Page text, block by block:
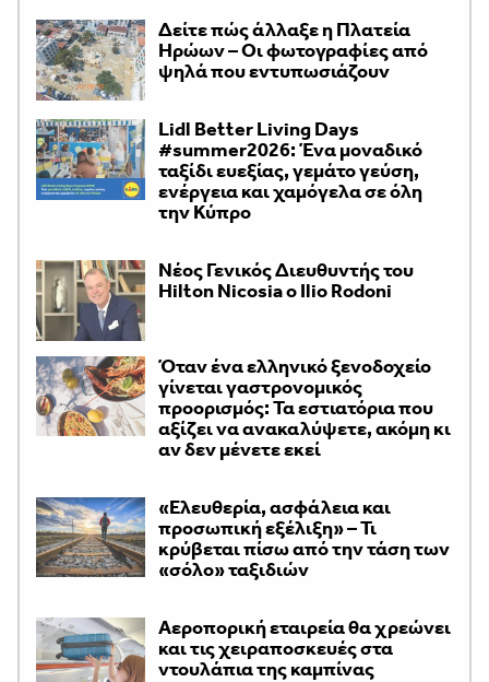
Δείτε πώς άλλαξε η Πλατεία
Ηρώων – Οι φωτογραφίες από
ψηλά που εντυπωσιάζουν
Lidl Better Living Days
#summer2026: Ένα μοναδικό
ταξίδι ευεξίας, γεμάτο γεύση,
ενέργεια και χαμόγελα σε όλη
την Κύπρο
Νέος Γενικός Διευθυντής του
Hilton Nicosia ο Ilio Rodoni
Όταν ένα ελληνικό ξενοδοχείο
γίνεται γαστρονομικός
προορισμός: Τα εστιατόρια που
αξίζει να ανακαλύψετε, ακόμη κι
αν δεν μένετε εκεί
«Ελευθερία, ασφάλεια και
προσωπική εξέλιξη» – Τι
κρύβεται πίσω από την τάση των
«σόλο» ταξιδιών
Αεροπορική εταιρεία θα χρεώνει
και τις χειραποσκευές στα
ντουλάπια της καμπίνας